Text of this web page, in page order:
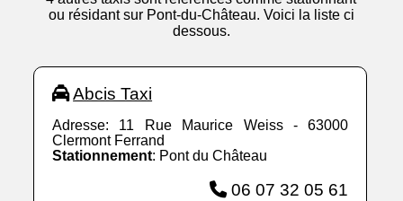
ou résidant sur Pont-du-Château. Voici la liste ci
dessous.
Abcis Taxi
Adresse: 11 Rue Maurice Weiss - 63000
Clermont Ferrand
Stationnement: Pont du Château
06 07 32 05 61